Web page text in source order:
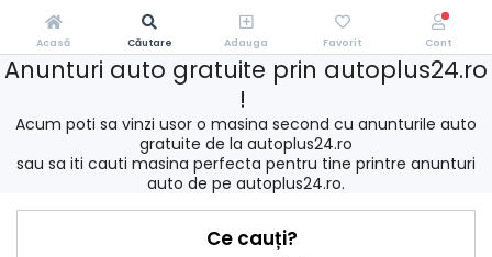
Anunturi auto gratuite prin autoplus24.ro
!
Acum poti sa vinzi usor o masina second cu anunturile auto
gratuite de la autoplus24.ro
sau sa iti cauti masina perfecta pentru tine printre anunturi
auto de pe autoplus24.ro.
Ce cauți?
Acasă Căutare Adauga Favorit Cont